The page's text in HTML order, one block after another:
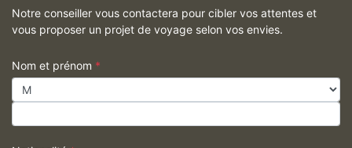
Notre conseiller vous contactera pour cibler vos attentes et
vous proposer un projet de voyage selon vos envies.
Nom et prénom *